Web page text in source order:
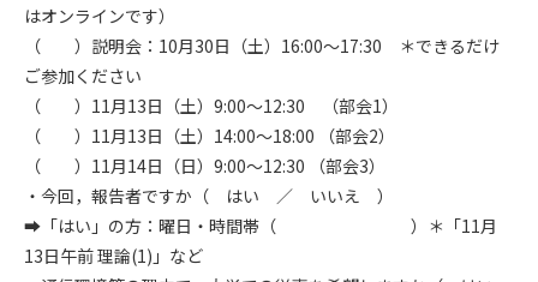
はオンラインです）
（ ）説明会：10月30日（土）16:00～17:30 ＊できるだけ
ご参加ください
（ ）11月13日（土）9:00～12:30 （部会1）
（ ）11月13日（土）14:00～18:00 （部会2）
（ ）11月14日（日）9:00～12:30 （部会3）
・今回，報告者ですか（ はい ／ いいえ ）
➡「はい」の方：曜日・時間帯（ ）＊「11月
13日午前 理論(1)」など